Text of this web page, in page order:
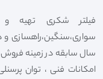
فیلتر شکری تهیه و
سال سابقه در زمینه فروش
امکانات فنی ، توان